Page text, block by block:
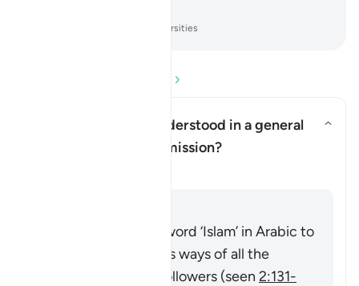
Can ‘Islam’ here be understood in a general
sense of religious submission?สลับคำตอบสำหรับ Can ‘Islam’
The Quran uses the word ‘Islam’ in Arabic to
describe the religious ways of all the
Prophets and their followers (seen 2:131-
Society of Institutes and Universities